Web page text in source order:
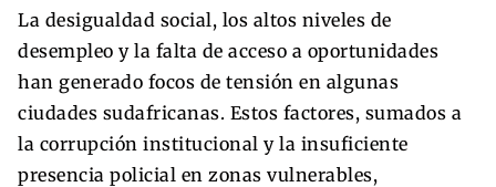
La desigualdad social, los altos niveles de
desempleo y la falta de acceso a oportunidades
han generado focos de tensión en algunas
ciudades sudafricanas. Estos factores, sumados a
la corrupción institucional y la insuficiente
presencia policial en zonas vulnerables,